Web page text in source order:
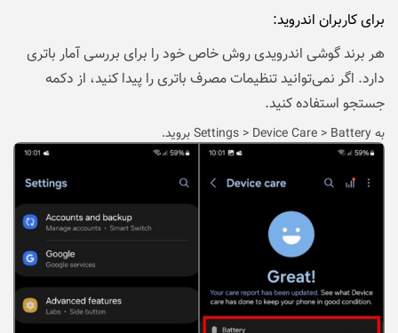
برای کاربران اندروید:
هر برند گوشی اندرویدی روش خاص خود را برای بررسی آمار باتری
دارد. اگر نمی‌توانید تنظیمات مصرف باتری را پیدا کنید، از دکمه
جستجو استفاده کنید.
به Settings > Device Care > Battery بروید.